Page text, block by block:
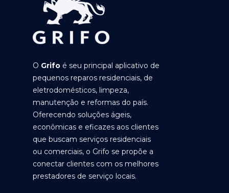
O Grifo é seu principal aplicativo de
pequenos reparos residenciais, de
eletrodomésticos, limpeza,
manutenção e reformas do país.
Oferecendo soluções ágeis,
econômicas e eficazes aos clientes
que buscam serviços residenciais
ou comerciais, o Grifo se propõe a
conectar clientes com os melhores
prestadores de serviço locais.